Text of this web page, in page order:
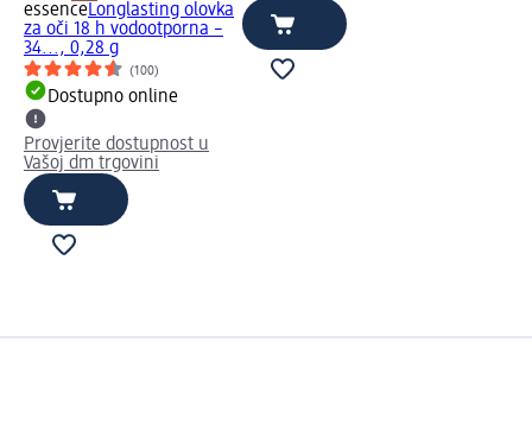
essenceLonglasting olovka
za oči 18 h vodootporna –
34..., 0,28 g
(100)
Dostupno online
Provjerite dostupnost u
Vašoj dm trgovini